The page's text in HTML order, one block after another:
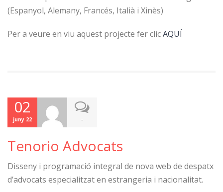
(Espanyol, Alemany, Francés, Italià i Xinès)
Per a veure en viu aquest projecte fer clicAQUÍ
02
juny 22 -
Tenorio Advocats
Disseny i programació integral de nova web de despatx
d’advocats especialitzat en estrangeria i nacionalitat.